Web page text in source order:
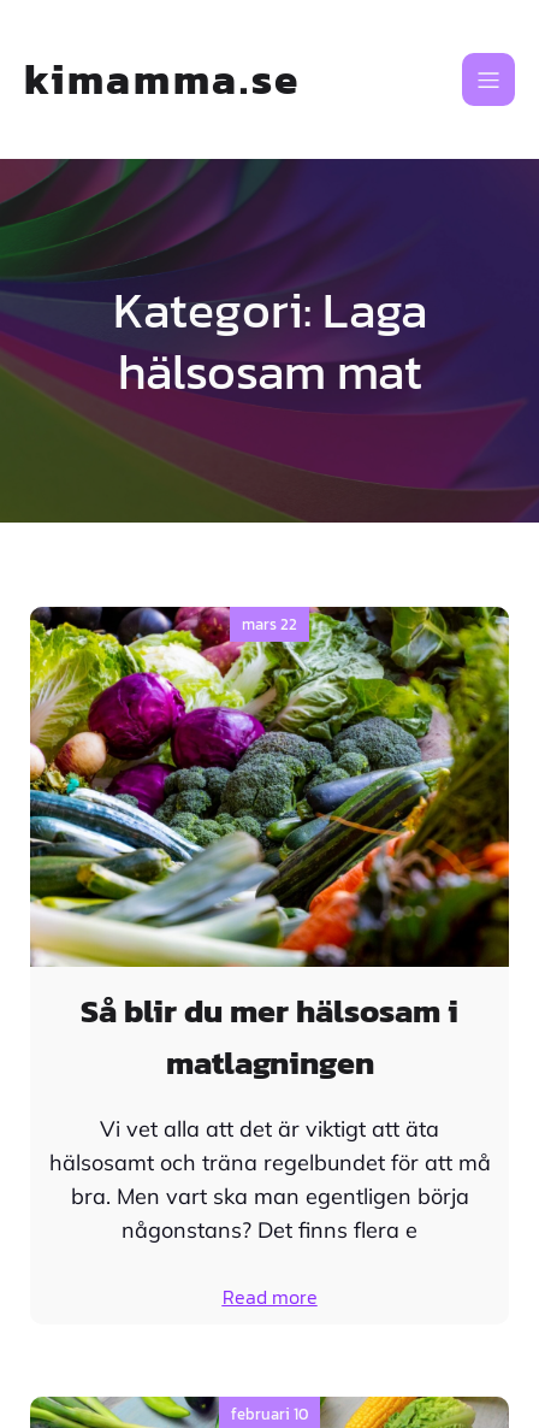
kimamma.se
Kategori:Laga
hälsosam mat
mars 22
Så blir du mer hälsosam i
matlagningen
Vi vet alla att det är viktigt att äta
hälsosamt och träna regelbundet för att må
bra. Men vart ska man egentligen börja
någonstans? Det finns flera e
Read more
februari 10